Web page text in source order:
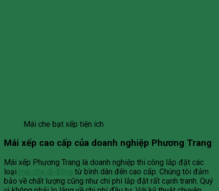
Mái che bạt xếp tiện ích
Mái xếp cao cấp của doanh nghiệp Phương Trang
Mái xếp Phương Trang là doanh nghiệp thi công lắp đặt các
loại mái che di động từ bình dân đến cao cấp. Chúng tôi đảm
bảo về chất lượng cũng như chi phí lắp đặt rất cạnh tranh. Quý